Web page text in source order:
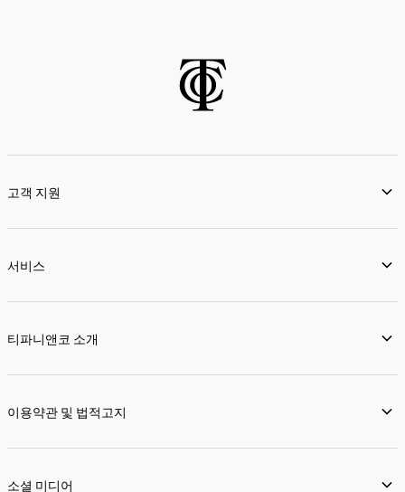
고객 지원
서비스
티파니앤코 소개
이용약관 및 법적고지
소셜 미디어